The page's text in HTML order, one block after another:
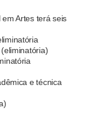
Artes terá seis
e técnica